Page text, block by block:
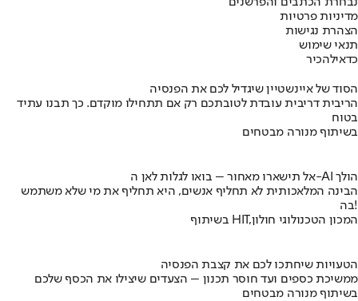
מדיניות פרטיות
הצהרת נגישות
תנאי שימוש
כדאילהכיר
הסוד של איינשטיין שיגדיל לכם את הפנסיה
הריבית דריבית עובדת לטובתכם רק אם תתחילו מוקדם. כך תבנו עתיד
בטוח
בשיתוף מנורה מבטחים
אל תישארו מאחור – בואו לגלות לאן ה-AI הולך
הבינה המלאכותית לא תחליף אנשים, היא תחליף את מי שלא משתמש
בה!
בשיתוף HIT,המכון הטכנולוגי חולון
הטעויות שיחתכו לכם את קצבת הפנסיה
ממשיכת כספים ועד חוסר תכנון – הצעדים שיצילו את הכסף שלכם
בשיתוף מנורה מבטחים